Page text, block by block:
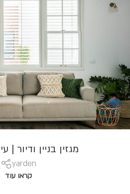
מגזין בניין ודיור |
yarden
קראו עוד